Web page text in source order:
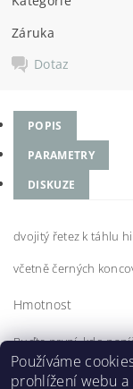
Záruka
Dotaz
POPIS
PARAMETRY
DISKUZE
dvojitý řetez k táhlu
včetně černých
Hmotnost
Buďte první, kdo
Přidat
Používáme
prohlížení webu a